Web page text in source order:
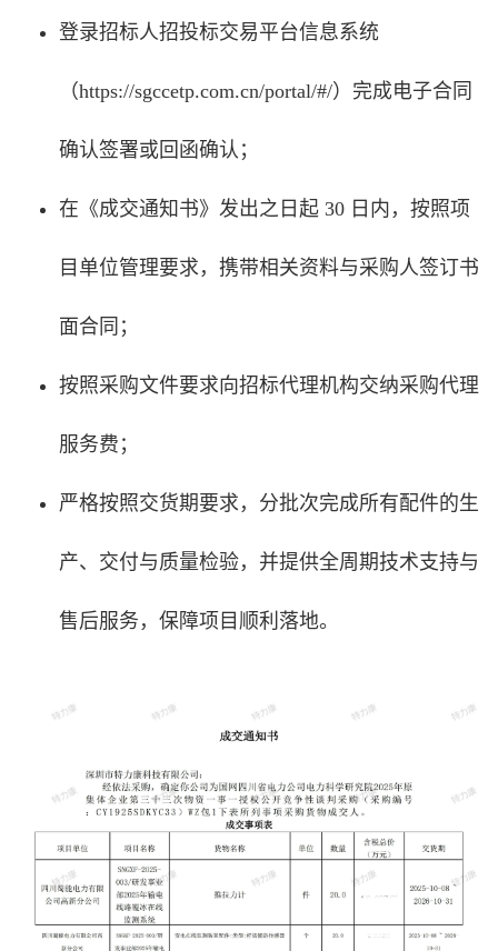
登录招标人招投标交易平台信息系统
（https://sgccetp.com.cn/portal/#/）完成电子合同
确认签署或回函确认；
在《成交通知书》发出之日起 30 日内，按照项
目单位管理要求，携带相关资料与采购人签订书
面合同；
按照采购文件要求向招标代理机构交纳采购代理
服务费；
严格按照交货期要求，分批次完成所有配件的生
产、交付与质量检验，并提供全周期技术支持与
售后服务，保障项目顺利落地。